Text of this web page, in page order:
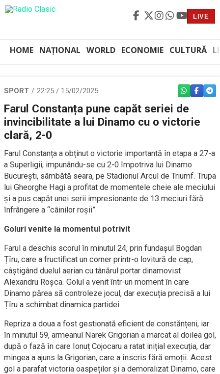
LIVE
HOME NAȚIONAL WORLD ECONOMIE CULTURĂ
SPORT 22:25 / 15/02/2025 WHATSAPP
Farul Constanța pune capăt seriei de
invincibilitate a lui Dinamo cu o victorie
clară, 2-0
Farul Constanța a obținut o victorie importantă în etapa a 27-a
a Superligii, impunându-se cu 2-0 împotriva lui Dinamo
București, sâmbătă seara, pe Stadionul Arcul de Triumf. Trupa
lui Gheorghe Hagi a profitat de momentele cheie ale meciului
și a pus capăt unei serii impresionante de 13 meciuri fără
înfrângere a “câinilor roșii”.
Goluri venite la momentul potrivit
Farul a deschis scorul în minutul 24, prin fundașul Bogdan
Țîru, care a fructificat un corner printr-o lovitură de cap,
câștigând duelul aerian cu tânărul portar dinamovist
Alexandru Roșca. Golul a venit într-un moment în care
Dinamo părea să controleze jocul, dar execuția precisă a lui
Țîru a schimbat dinamica partidei.
Repriza a doua a fost gestionată eficient de constănțeni, iar
în minutul 59, armeanul Narek Grigorian a marcat al doilea gol,
după o fază în care Ionuț Cojocaru a ratat inițial execuția, dar
mingea a ajuns la Grigorian, care a înscris fără emoții. Acest
gol a parafat victoria oaspeților și a demoralizat Dinamo, care